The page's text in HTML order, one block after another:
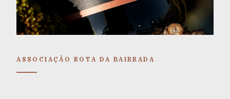
ASSOCIAÇÃO ROTA DA BAIRRADA